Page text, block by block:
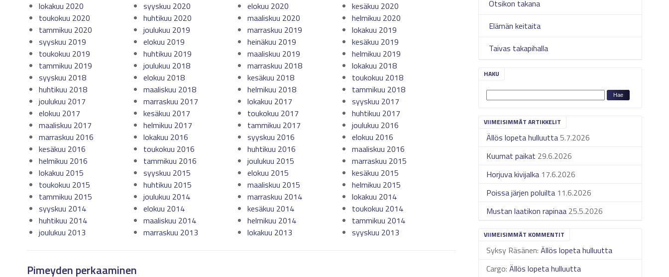
Otsikon takana
Elämän keitaita
Taivas takapihalla
HAKU
VIIMEISIMMÄT ARTIKKELIT
Ällös lopeta hulluutta5.7.2026
Kuumat paikat 29.6.2026
Horjuva kivijalka 17.6.2026
Poissa järjen poluilta 11.6.2026
Mustan laatikon rapinaa 25.5.2026
VIIMEISIMMÄT KOMMENTIT
Syksy Räsänen:Ällös lopeta hulluutta
Cargo:Ällös lopeta hulluutta
lokakuu 2020
syyskuu 2020 elokuu 2020
kesäkuu 2020
toukokuu 2020
huhtikuu 2020 maaliskuu 2020
helmikuu 2020
tammikuu 2020
joulukuu 2019 marraskuu 2019
lokakuu 2019
syyskuu 2019
elokuu 2019 heinäkuu 2019
kesäkuu 2019
toukokuu 2019
huhtikuu 2019 maaliskuu 2019
helmikuu 2019
tammikuu 2019
joulukuu 2018 marraskuu 2018
lokakuu 2018
syyskuu 2018
elokuu 2018 kesäkuu 2018
toukokuu 2018
huhtikuu 2018
maaliskuu 2018 helmikuu 2018
tammikuu 2018
joulukuu 2017
marraskuu 2017 lokakuu 2017
syyskuu 2017
elokuu 2017
kesäkuu 2017 toukokuu 2017
huhtikuu 2017
maaliskuu 2017
helmikuu 2017 tammikuu 2017
joulukuu 2016
marraskuu 2016
lokakuu 2016 syyskuu 2016
elokuu 2016
kesäkuu 2016
toukokuu 2016 huhtikuu 2016
maaliskuu 2016
helmikuu 2016
tammikuu 2016 joulukuu 2015
marraskuu 2015
lokakuu 2015
syyskuu 2015 elokuu 2015
kesäkuu 2015
toukokuu 2015
huhtikuu 2015 maaliskuu 2015
helmikuu 2015
tammikuu 2015
joulukuu 2014 marraskuu 2014
lokakuu 2014
syyskuu 2014
elokuu 2014 kesäkuu 2014
toukokuu 2014
huhtikuu 2014
maaliskuu 2014 helmikuu 2014
tammikuu 2014
joulukuu 2013
marraskuu 2013 lokakuu 2013 syyskuu 2013
Pimeyden perkaaminen